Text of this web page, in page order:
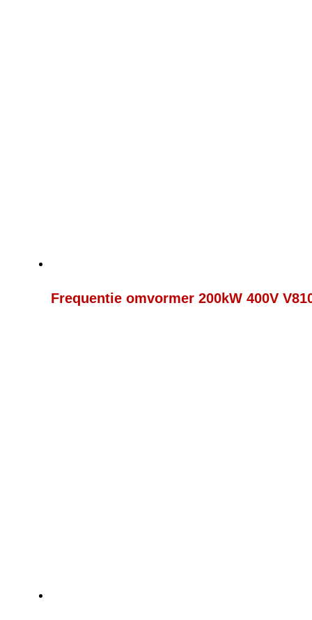
Frequentie omvormer 200kW 400V